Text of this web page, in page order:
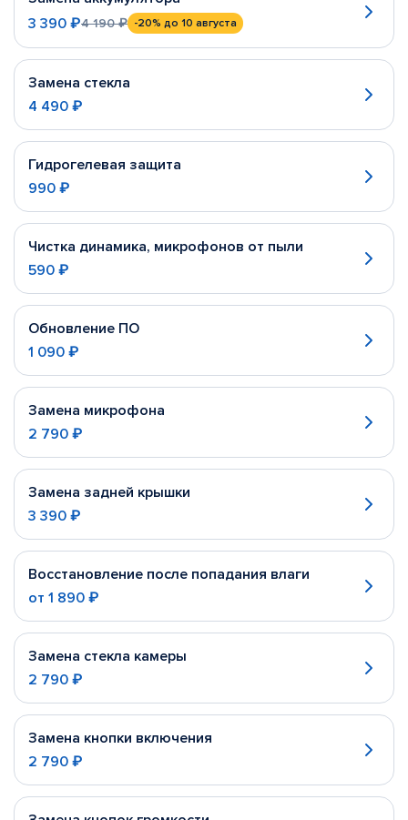
3 390 ₽4 190 ₽ -20% до 10 августа
Замена стекла
4 490 ₽
Гидрогелевая защита
990 ₽
Чистка динамика, микрофонов от пыли
590 ₽
Обновление ПО
1 090 ₽
Замена микрофона
2 790 ₽
Замена задней крышки
3 390 ₽
Восстановление после попадания влаги
от 1 890 ₽
Замена стекла камеры
2 790 ₽
Замена кнопки включения
2 790 ₽